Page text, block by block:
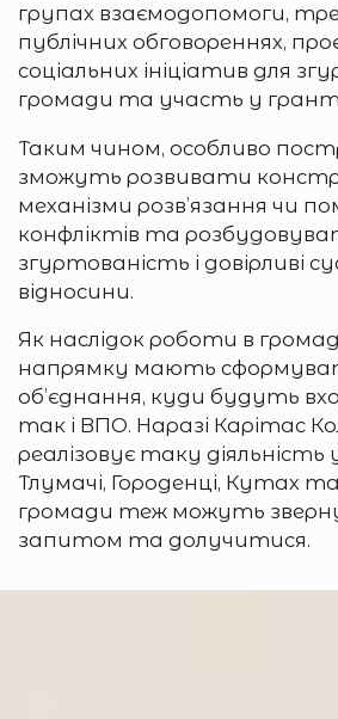
групах взаємодопомоги,
публічних обговореннях,
соціальних ініціатив для
громади та участь у
Таким чином, особливо
зможуть розвивати
механізми розв’язання чи
конфліктів та
згуртованість і довірливі
відносини.
Як наслідок роботи в
напрямку мають
об’єднання, куди будуть
так і ВПО. Наразі Карітас
реалізовує таку діяльність
Тлумачі, Городенці, Кутах
громади теж можуть
запитом та долучитися.